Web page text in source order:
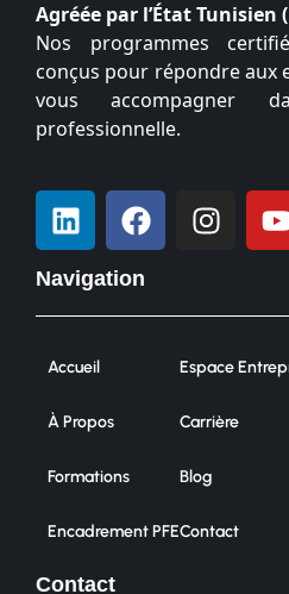
Agréée par l’État Tunisien
Nos programmes
conçus pour répondre aux
vous accompagner
professionnelle.
Navigation
Accueil
À Propos
Formations
Encadrement PFE
Espace
Carrière
Blog
Contact
Contact